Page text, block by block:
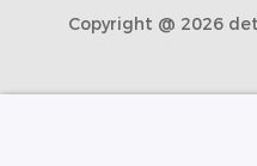
Copyright @ 2026